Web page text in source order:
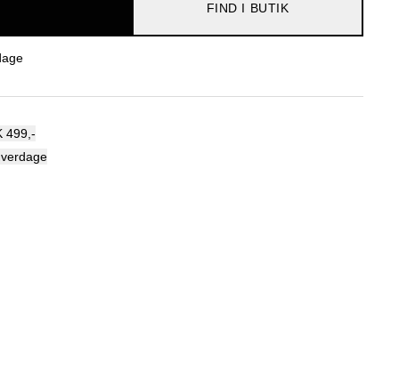
FIND I BUTIK
499,-